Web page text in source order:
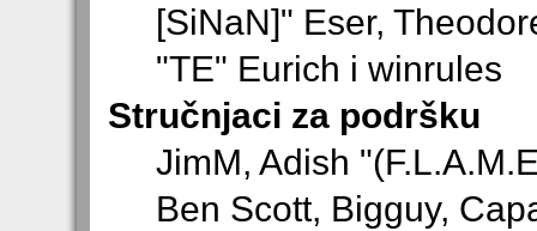
[SiNaN]" Eser,
"TE" Eurich i winrules
Stručnjaci za podršku
JimM, Adish
Ben Scott, Bigguy,